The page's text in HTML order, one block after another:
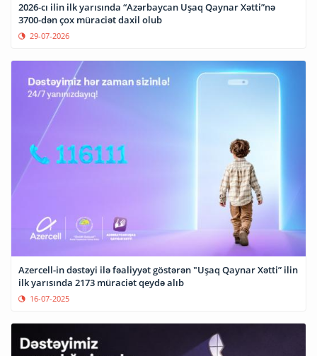
2026-cı ilin ilk yarısında “Azərbaycan Uşaq Qaynar Xətti”nə
3700-dən çox müraciət daxil olub
29-07-2026
Azercell-in dəstəyi ilə fəaliyyət göstərən "Uşaq Qaynar Xətti” ilin
ilk yarısında 2173 müraciət qeydə alıb
16-07-2025